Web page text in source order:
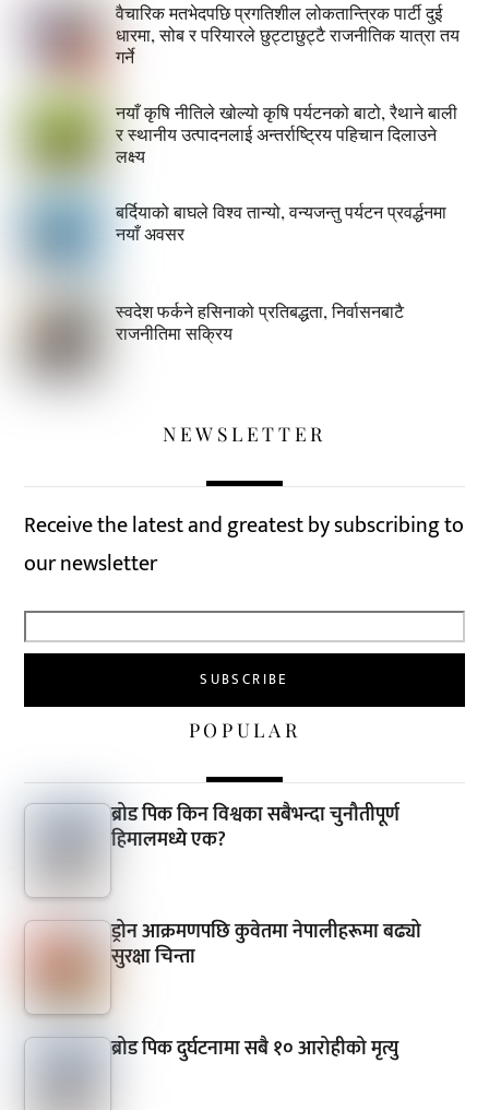
वैचारिक मतभेदपछि प्रगतिशील लोकतान्त्रिक पार्टी दुई
धारमा, सोब र परियारले छुट्टाछुट्टै राजनीतिक यात्रा तय
गर्ने
नयाँ कृषि नीतिले खोल्यो कृषि पर्यटनको बाटो, रैथाने बाली
र स्थानीय उत्पादनलाई अन्तर्राष्ट्रिय पहिचान दिलाउने
लक्ष्य
बर्दियाको बाघले विश्व तान्यो, वन्यजन्तु पर्यटन प्रवर्द्धनमा
नयाँ अवसर
स्वदेश फर्कने हसिनाको प्रतिबद्धता, निर्वासनबाटै
राजनीतिमा सक्रिय
NEWSLETTER
Receive the latest and greatest by subscribing to
our newsletter
POPULAR
ब्रोड पिक किन विश्वका सबैभन्दा चुनौतीपूर्ण
हिमालमध्ये एक?
ड्रोन आक्रमणपछि कुवेतमा नेपालीहरूमा बढ्यो
सुरक्षा चिन्ता
ब्रोड पिक दुर्घटनामा सबै १० आरोहीको मृत्यु